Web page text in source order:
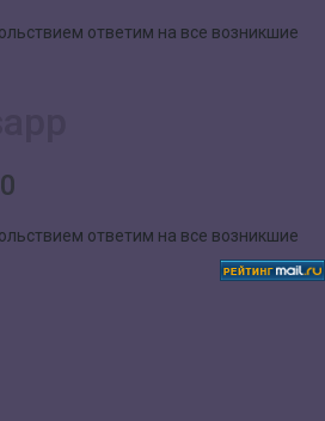
ответим на все возникшие
ответим на все возникшие